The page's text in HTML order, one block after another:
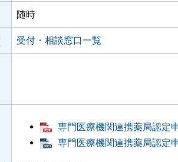
随時
受付・相談窓口一覧
専門医療機関連携薬局認定
専門医療機関連携薬局認定